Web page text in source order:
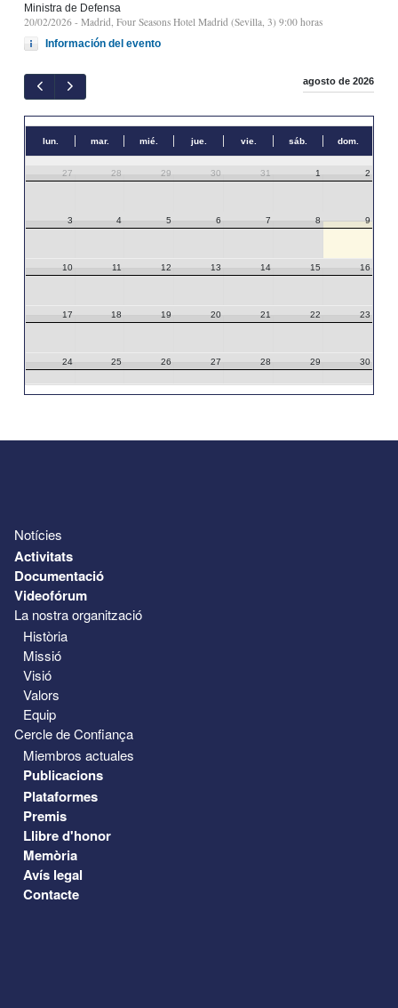
Ministra de Defensa
20/02/2026 - Madrid, Four Seasons Hotel Madrid (Sevilla, 3) 9:00 horas
Información del evento
agosto de 2026
lun. mar. mié. jue. vie. sáb. dom.
27 28 29 30 31 1 2
3 4 5 6 7 8 9
10 11 12 13 14 15 16
17 18 19 20 21 22 23
24 25 26 27 28 29 30
Notícies
Activitats
Documentació
Videofórum
La nostra organització
Història
Missió
Visió
Valors
Equip
Cercle de Confiança
Miembros actuales
Publicacions
Plataformes
Premis
Llibre d'honor
Memòria
Avís legal
Contacte